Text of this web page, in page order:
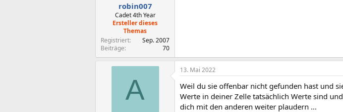
robin007
Cadet 4th Year
Ersteller dieses
Themas
Registriert
Sep. 2007
Beiträge
70
A
13. Mai 2022
Weil du sie offenbar nicht gefunden hast und
Werte in deiner Zelle tatsächlich Werte sind
dich mit den anderen weiter plaudern ...